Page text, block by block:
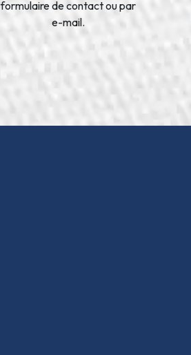
formulaire de contact ou par
e-mail.